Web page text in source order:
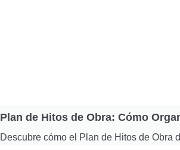
Plan de Hitos de Obra: Cómo
Descubre cómo el Plan de Hitos de Obra